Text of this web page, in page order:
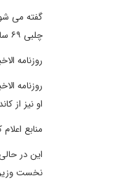
گفته می
چلبی ۶۹ ساله دبیر کل "کنگره ملی عراق" است و از نیروهای میانه رو شیعه محسوب می شود.
روزنامه
روزنامه
او نیز از
منابع
این در
نخست